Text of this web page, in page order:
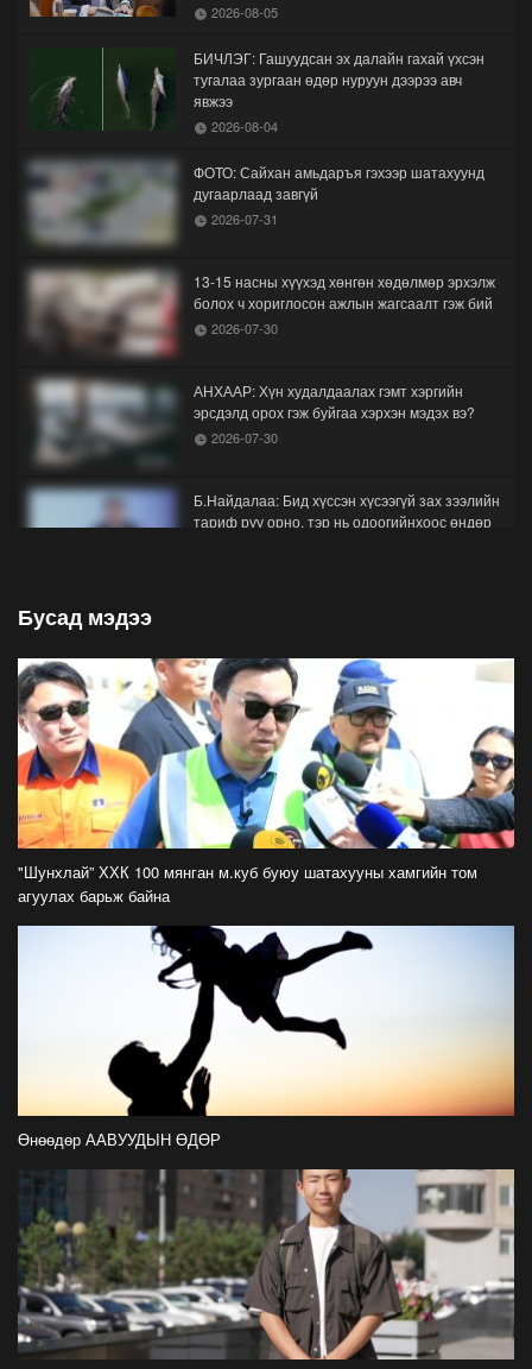
2026-08-05
БИЧЛЭГ: Гашуудсан эх далайн гахай үхсэн
тугалаа зургаан өдөр нуруун дээрээ авч
явжээ
2026-08-04
ФОТО: Сайхан амьдаръя гэхээр шатахуунд
дугаарлаад завгүй
2026-07-31
13-15 насны хүүхэд хөнгөн хөдөлмөр эрхэлж
болох ч хориглосон ажлын жагсаалт гэж бий
2026-07-30
АНХААР: Хүн худалдаалах гэмт хэргийн
эрсдэлд орох гэж буйгаа хэрхэн мэдэх вэ?
2026-07-30
Б.Найдалаа: Бид хүссэн хүсээгүй зах зээлийн
тариф руу орно, тэр нь одоогийнхоос өндөр
2026-07-22
С.Амарсайхан: Фэйсбүүкээр ангийн групп чат
нээдэг, үүгээр даалгавраа өгдгийг зогсоож,
хаана
2026-07-21
ФОТО: Тажикистан Улсын Ерөнхийлөгчийн
2026-07-21
"Улсын цолд хүрсэн бөхчүүдээс допинг
илрээгүй, аймгийн цолтой нэг бөхөөс илэрсэн
гэх имэйл ирсэн"
2026-07-21
Засгийн газрын хуралдаанаас гарсан
шийдвэрийг танилцуулж байна
2026-07-21
Тажикистан Улсын Ерөнхийлөгч Эмомали
Рахмоныг угтан авлаа
2026-07-21
Н.Учрал: Аль замуудыг хэзээнээс хаахаа
08.01 гэхэд нийслэлчүүдэд мэдээлээрэй
2026-07-20
Бусад мэдээ
"Шунхлай” ХХК 100 мянган м.куб буюу шатахууны хамгийн том
агуулах барьж байна
Өнөөдөр ААВУУДЫН ӨДӨР